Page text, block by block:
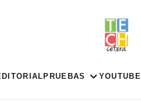
PRUEBAS YOUTUBE